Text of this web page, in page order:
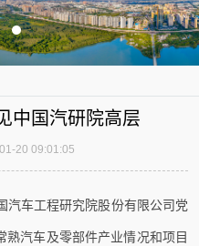
中国汽研院高层
20 09:01:05
汽车工程研究院股份有限公司党
汽车及零部件产业情况和项目